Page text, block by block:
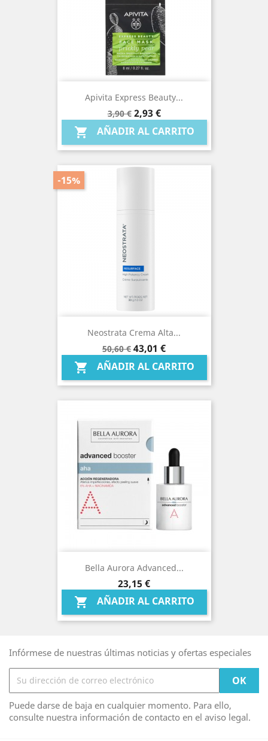
Apivita Express Beauty...
Precio
base
3,90 € Precio
2,93 €
 AÑADIR AL CARRITO
Neostrata Crema Alta...
Precio
base
50,60 €
-15%
Precio
43,01 €
 AÑADIR AL CARRITO
Bella Aurora Advanced...
Precio
23,15 €
 AÑADIR AL CARRITO
Infórmese de nuestras últimas noticias y ofertas especiales
Puede darse de baja en cualquier momento. Para ello,
consulte nuestra información de contacto en el aviso legal.